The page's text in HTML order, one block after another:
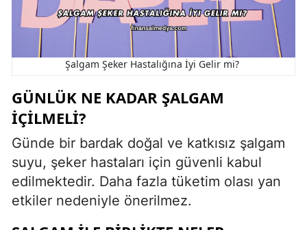
Şalgam Şeker Hastalığına İyi Gelir mi?
GÜNLÜK NE KADAR ŞALGAM
İÇILMELI?
Günde bir bardak doğal ve katkısız şalgam
suyu, şeker hastaları için güvenli kabul
edilmektedir. Daha fazla tüketim olası yan
etkiler nedeniyle önerilmez.